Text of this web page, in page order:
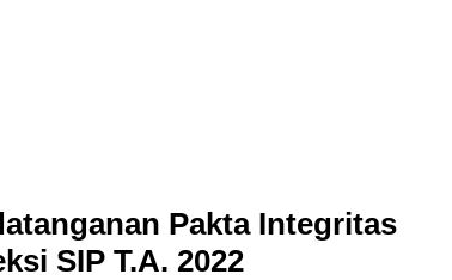
Pakta Integritas
SIP T.A. 2022